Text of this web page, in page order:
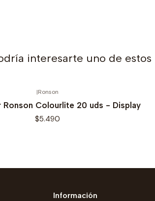
interesarte uno de estos
|Ronson
Ronson Colourlite 20 uds - Display
$5.490
Información